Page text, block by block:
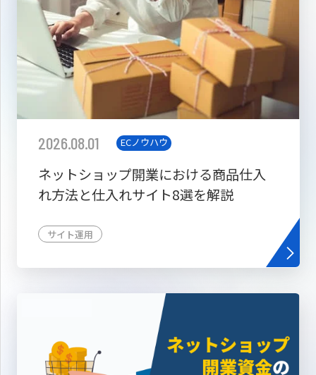
2026.08.01 ECノウハウ
ネットショップ開業における商品仕入
れ方法と仕入れサイト8選を解説
サイト運用